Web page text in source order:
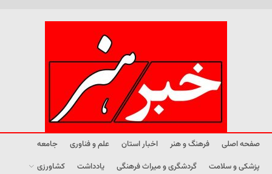
صفحه اصلی فرهنگ و هنر اخبار استان علم و فناوری
جامعه
پزشکی و سلامت
گردشگری و میراث فرهنگی یادداشت
کشاورزی